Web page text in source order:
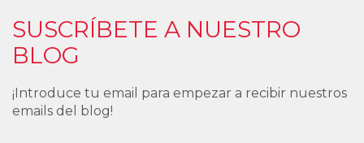
SUSCRÍBETE A NUESTRO
BLOG
¡Introduce tu email para empezar a recibir nuestros
emails del blog!